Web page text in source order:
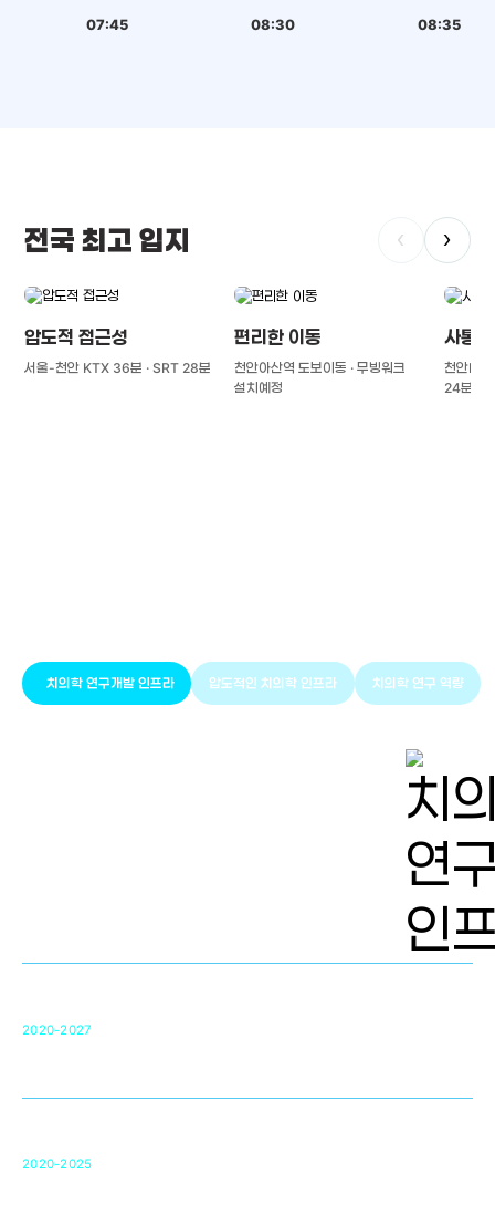
07:45 08:30 08:35
전국 최고 입지 ‹ ›
압도적 접근성
서울-천안 KTX 36분 · SRT 28분
편리한 이동
천안아산역 도보이동 · 무빙워크
설치예정
사통
천안IC(
24분
치의학 연구개발 인프라 압도적인 치의학 인프라 치의학 연구 역량
2020-2027
2020-2025